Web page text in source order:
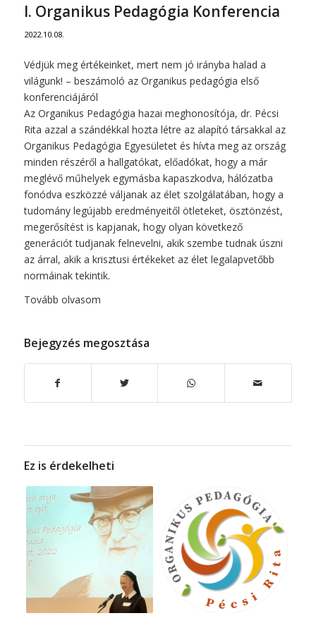
I. Organikus Pedagógia Konferencia
2022.10.08.
Védjük meg értékeinket, mert nem jó irányba halad a
világunk! – beszámoló az Organikus pedagógia első
konferenciájáról
Az Organikus Pedagógia hazai meghonosítója, dr. Pécsi
Rita azzal a szándékkal hozta létre az alapító társakkal az
Organikus Pedagógia Egyesületet és hívta meg az ország
minden részéről a hallgatókat, előadókat, hogy a már
meglévő műhelyek egymásba kapaszkodva, hálózatba
fonódva eszközzé váljanak az élet szolgálatában, hogy a
tudomány legújabb eredményeitől ötleteket, ösztönzést,
megerősítést is kapjanak, hogy olyan következő
generációt tudjanak felnevelni, akik szembe tudnak úszni
az árral, akik a krisztusi értékeket az élet legalapvetőbb
normáinak tekintik.
Tovább olvasom
Bejegyzés megosztása
Ez is érdekelheti